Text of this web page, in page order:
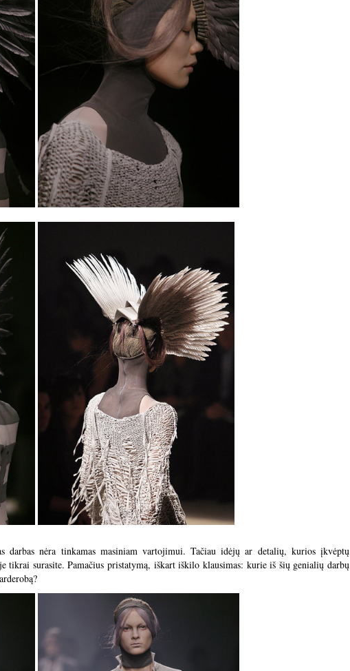
darbas nėra tinkamas masiniam vartojimui. Tačiau idėjų ar detalių, kurios įkvėptų
tikrai surasite. Pamačius pristatymą, iškart iškilo klausimas: kurie iš šių genialių darbų